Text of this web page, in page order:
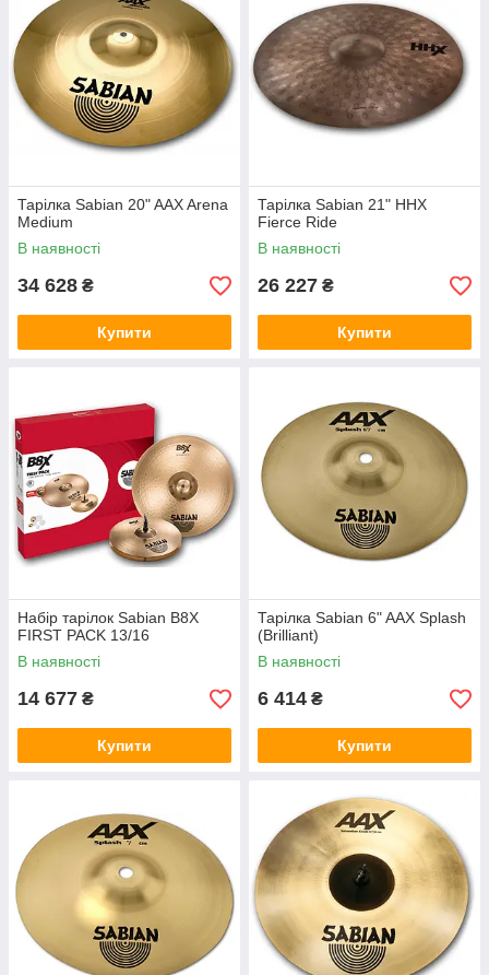
Тарілка Sabian 20" AAX Arena
Medium
В наявності
34 628 ₴
Купити
Тарілка Sabian 21" HHX
Fierce Ride
В наявності
26 227 ₴
Купити
Набір тарілок Sabian B8X
FIRST PACK 13/16
В наявності
14 677 ₴
Купити
Тарілка Sabian 6" AAX Splash
(Brilliant)
В наявності
6 414 ₴
Купити